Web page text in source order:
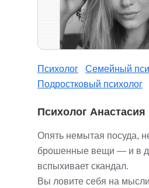
Психолог
Семейный
Подростковый психолог
Психолог
Опять немытая посуда,
брошенные вещи — и в
вспыхивает скандал.
Вы ловите себя на